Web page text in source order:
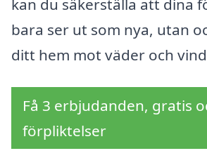
kan du säkerställa att dina
bara ser ut som nya, utan
ditt hem mot väder och
Få 3 erbjudanden, gratis
förpliktelser